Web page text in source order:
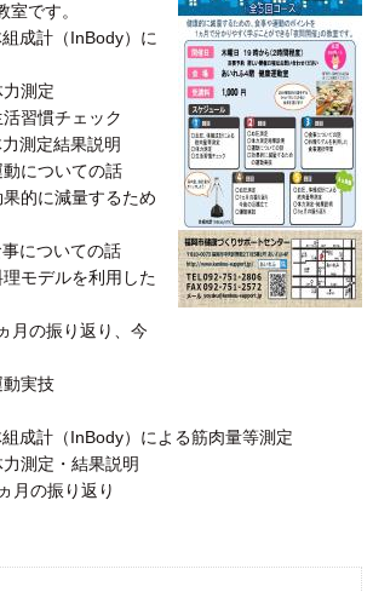
室です。
成計（InBody）に
ェック
測定結果説明
ての話
するため
についての話
利用した
月の振り返り、今
成計（InBody）による筋肉量等測定
結果説明
り返り